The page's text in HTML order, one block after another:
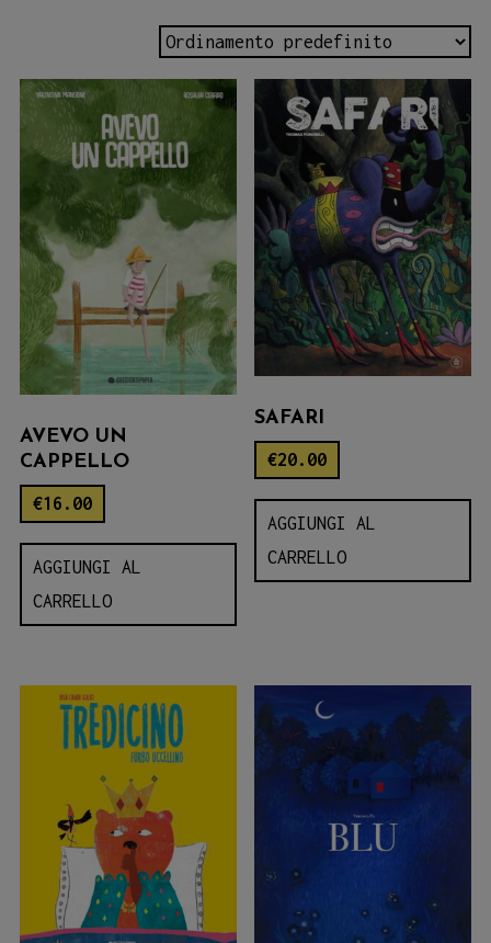
AVEVO UN
CAPPELLO
€16.00
AGGIUNGI AL
CARRELLO
SAFARI
€20.00
AGGIUNGI AL
CARRELLO